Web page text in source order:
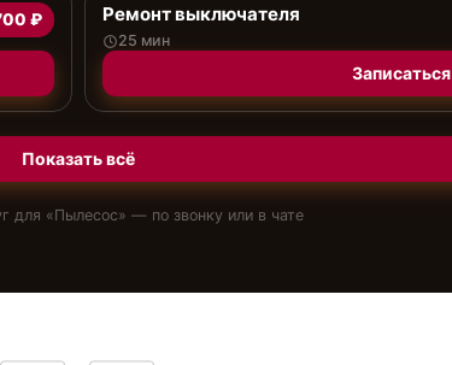
₽ Ремонт выключателя
25 мин
Записаться
Показать всё
для «Пылесос» — по звонку или в чате